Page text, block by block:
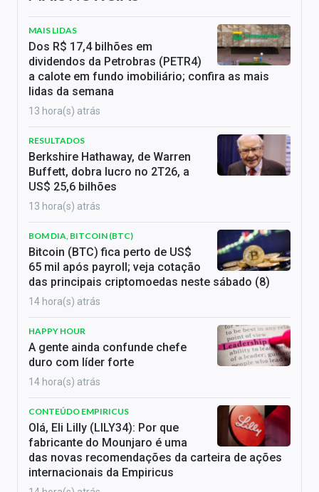
MAIS LIDAS
Dos R$ 17,4 bilhões em
dividendos da Petrobras (PETR4)
a calote em fundo imobiliário; confira as mais
lidas da semana
13 hora(s) atrás
RESULTADOS
Berkshire Hathaway, de Warren
Buffett, dobra lucro no 2T26, a
US$ 25,6 bilhões
13 hora(s) atrás
BOM DIA, BITCOIN (BTC)
Bitcoin (BTC) fica perto de US$
65 mil após payroll; veja cotação
das principais criptomoedas neste sábado (8)
14 hora(s) atrás
HAPPY HOUR
A gente ainda confunde chefe
duro com líder forte
14 hora(s) atrás
CONTEÚDO EMPIRICUS
Olá, Eli Lilly (LILY34): Por que
fabricante do Mounjaro é uma
das novas recomendações da carteira de ações
internacionais da Empiricus